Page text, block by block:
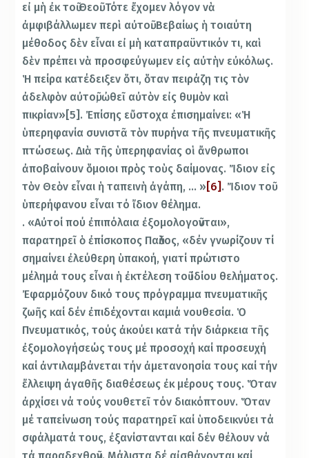
εἰ μὴ ἐκ τοῦ Θεοῦ. Τότε ἔχομεν λόγον νὰ
ἀμφιβάλλωμεν περὶ αὐτοῦ. Βεβαίως ἡ τοιαύτη
μέθοδος δὲν εἶναι εἰ μὴ καταπραϋντικόν τι, καὶ
δὲν πρέπει νὰ προσφεύγωμεν εἰς αὐτὴν εὐκόλως.
Ἡ πείρα κατέδειξεν ὅτι, ὅταν πειράζη τις τὸν
ἀδελφὸν αὐτοῦ, ὠθεῖ αὐτὸν εἰς θυμὸν καὶ
πικρίαν»[5]. Ἐπίσης εὔστοχα ἐπισημαίνει: «Ἡ
ὑπερηφανία συνιστᾶ τὸν πυρήνα τῆς πνευματικῆς
πτώσεως. Διὰ τῆς ὑπερηφανίας οἱ ἄνθρωποι
ἀποβαίνουν ὅμοιοι πρὸς τοὺς δαίμονας. Ἴδιον εἰς
τὸν Θεὸν εἶναι ἡ ταπεινὴ ἀγάπη, … » [6] . Ἴδιον τοῦ
ὑπερήφανου εἶναι τό ἴδιον θέλημα.
. «Αὐτοί πού ἐπιπόλαια ἐξομολογοῦνται»,
παρατηρεῖ ὁ ἐπίσκοπος Παῦλος, «δέν γνωρίζουν τί
σημαίνει ἐλεύθερη ὑπακοή, γιατί πρώτιστο
μέλημά τους εἶναι ἡ ἐκτέλεση τοῦ ἰδίου θελήματος.
Ἐφαρμόζουν δικό τους πρόγραμμα πνευματικῆς
ζωῆς καί δέν ἐπιδέχονται καμιά νουθεσία. Ὁ
Πνευματικός, τούς ἀκούει κατά τήν διάρκεια τῆς
ἐξομολογήσεώς τους μέ προσοχή καί προσευχή
καί ἀντιλαμβάνεται τήν ἀμετανοησία τους καί τήν
ἔλλειψη ἀγαθῆς διαθέσεως ἐκ μέρους τους. Ὅταν
ἀρχίσει νά τούς νουθετεῖ τόν διακόπτουν. Ὅταν
μέ ταπείνωση τούς παρατηρεῖ καί ὑποδεικνύει τά
σφάλματά τους, ἐξανίστανται καί δέν θέλουν νά